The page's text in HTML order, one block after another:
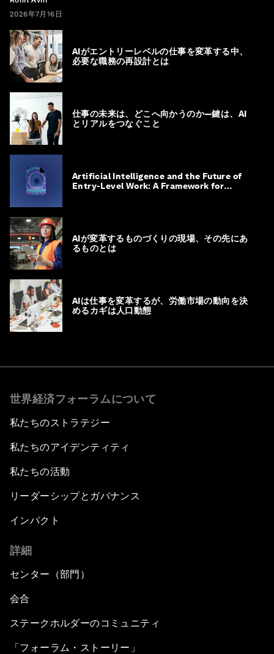
2026年7月16日
AIがエントリーレベルの仕事を変革する中、
必要な職務の再設計とは
仕事の未来は、どこへ向かうのか―鍵は、AI
とリアルをつなぐこと
Artificial Intelligence and the Future of
Entry-Level Work: A Framework for
AIが変革するものづくりの現場、その先にあ
るものとは
AIは仕事を変革するが、労働市場の動向を決
めるカギは人口動態
世界経済フォーラムについて
私たちのストラテジー
私たちのアイデンティティ
私たちの活動
リーダーシップとガバナンス
インパクト
詳細
センター（部門）
会合
ステークホルダーのコミュニティ
「フォーラム・ストーリー」